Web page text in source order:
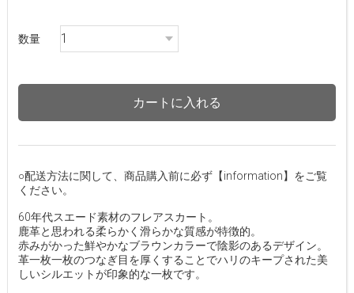
数量
カートに入れる
○配送方法に関して、商品購入前に必ず【information】をご覧
ください。
60年代スエード素材のフレアスカート。
鹿革と思われる柔らかく滑らかな質感が特徴的。
赤みがかった鮮やかなブラウンカラーで陰影のあるデザイン。
革一枚一枚のつなぎ目を厚くすることでハリのキープされた美
しいシルエットが印象的な一枚です。